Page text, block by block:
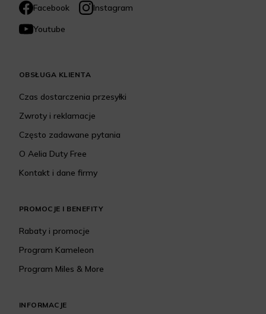
Facebook
Instagram
Youtube
OBSŁUGA KLIENTA
Czas dostarczenia przesyłki
Zwroty i reklamacje
Często zadawane pytania
O Aelia Duty Free
Kontakt i dane firmy
PROMOCJE I BENEFITY
Rabaty i promocje
Program Kameleon
Program Miles & More
INFORMACJE